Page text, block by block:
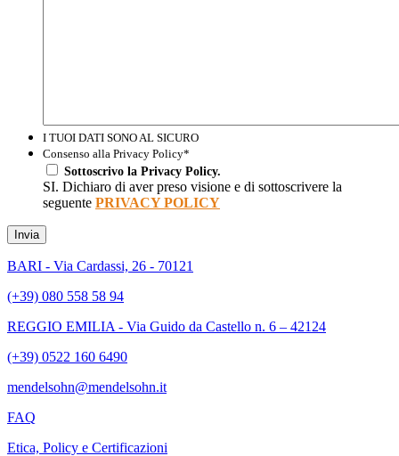
I TUOI DATI SONO AL SICURO
Consenso alla Privacy Policy*
Sottoscrivo la Privacy Policy.
SI. Dichiaro di aver preso visione e di sottoscrivere la
seguente PRIVACY POLICY
Invia
BARI - Via Cardassi, 26 - 70121
(+39) 080 558 58 94
REGGIO EMILIA - Via Guido da Castello n. 6 – 42124
(+39) 0522 160 6490
mendelsohn@mendelsohn.it
FAQ
Etica, Policy e Certificazioni